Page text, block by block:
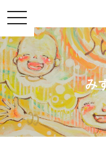
toggle
navigation
み